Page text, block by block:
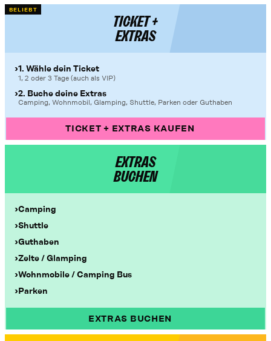
BELIEBT
TICKET +
EXTRAS
1. Wähle dein Ticket
1, 2 oder 3 Tage (auch als VIP)
2. Buche deine Extras
Camping, Wohnmobil, Glamping, Shuttle, Parken oder Guthaben
TICKET + EXTRAS KAUFEN
EXTRAS
BUCHEN
Camping
Shuttle
Guthaben
Zelte / Glamping
Wohnmobile / Camping Bus
Parken
EXTRAS BUCHEN